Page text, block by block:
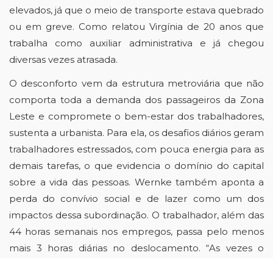
elevados, já que o meio de transporte estava quebrado
ou em greve. Como relatou Virgínia de 20 anos que
trabalha como auxiliar administrativa e já chegou
diversas vezes atrasada.
O desconforto vem da estrutura metroviária que não
comporta toda a demanda dos passageiros da Zona
Leste e compromete o bem-estar dos trabalhadores,
sustenta a urbanista. Para ela, os desafios diários geram
trabalhadores estressados, com pouca energia para as
demais tarefas, o que evidencia o domínio do capital
sobre a vida das pessoas. Wernke também aponta a
perda do convívio social e de lazer como um dos
impactos dessa subordinação. O trabalhador, além das
44 horas semanais nos empregos, passa pelo menos
mais 3 horas diárias no deslocamento. “As vezes o